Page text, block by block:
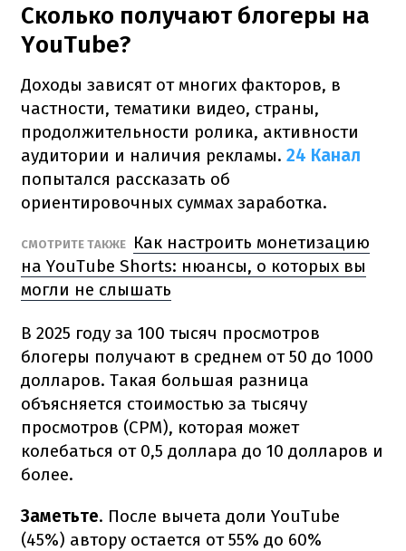
Сколько получают блогеры на
YouTube?
Доходы зависят от многих факторов, в
частности, тематики видео, страны,
продолжительности ролика, активности
аудитории и наличия рекламы. 24 Канал
попытался рассказать об
ориентировочных суммах заработка.
СМОТРИТЕ ТАКЖЕ
Как настроить монетизацию
на YouTube Shorts: нюансы, о которых вы
могли не слышать
В 2025 году за 100 тысяч просмотров
блогеры получают в среднем от 50 до 1000
долларов. Такая большая разница
объясняется стоимостью за тысячу
просмотров (CPM), которая может
колебаться от 0,5 доллара до 10 долларов и
более.
Заметьте. После вычета доли YouTube
(45%) автору остается от 55% до 60%